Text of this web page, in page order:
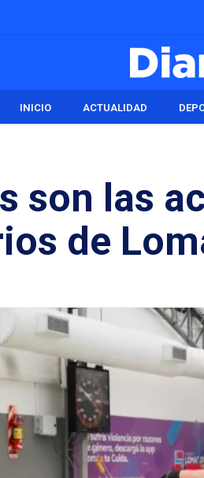
INICIO ACTUALIDAD
son las
de